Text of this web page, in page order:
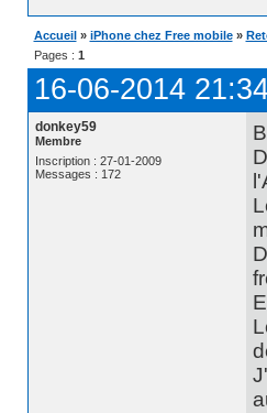
Accueil » iPhone chez Free mobile »
Pages : 1
16-06-2014
donkey59
Membre
Inscription : 27-01-2009
Messages : 172